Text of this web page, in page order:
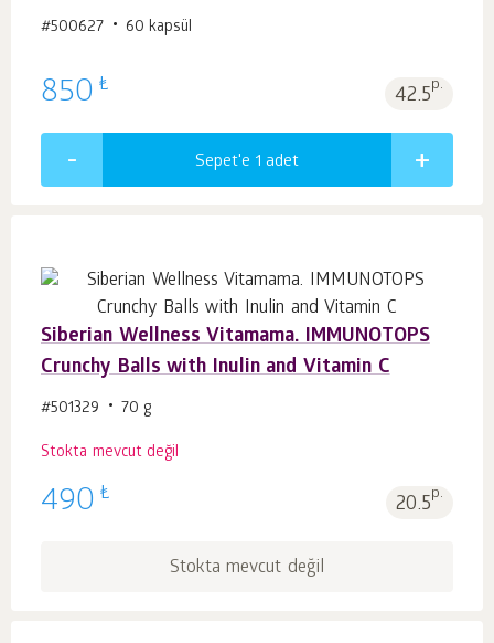
#500627 60 kapsül
850 ₺ 42.5p.
Sepet'e 1 adet
Siberian Wellness Vitamama. IMMUNOTOPS
Crunchy Balls with Inulin and Vitamin C
#501329 70 g
Stokta mevcut değil
490 ₺ 20.5p.
Stokta mevcut değil